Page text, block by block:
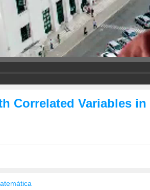
Correlated Variables